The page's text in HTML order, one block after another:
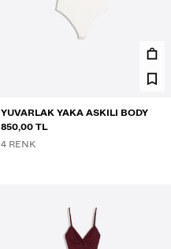
YUVARLAK YAKA ASKILI BODY
850,00 TL
4 RENK